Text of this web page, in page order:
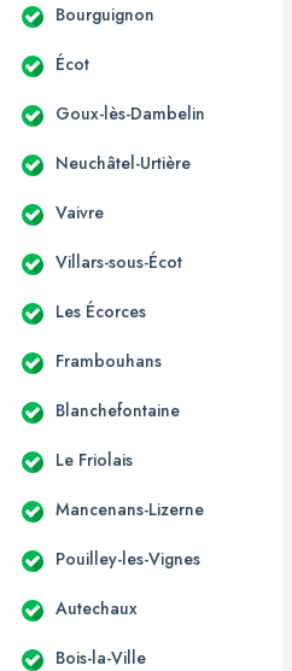
Bourguignon
Écot
Goux-lès-Dambelin
Neuchâtel-Urtière
Vaivre
Villars-sous-Écot
Les Écorces
Frambouhans
Blanchefontaine
Le Friolais
Mancenans-Lizerne
Pouilley-les-Vignes
Autechaux
Bois-la-Ville